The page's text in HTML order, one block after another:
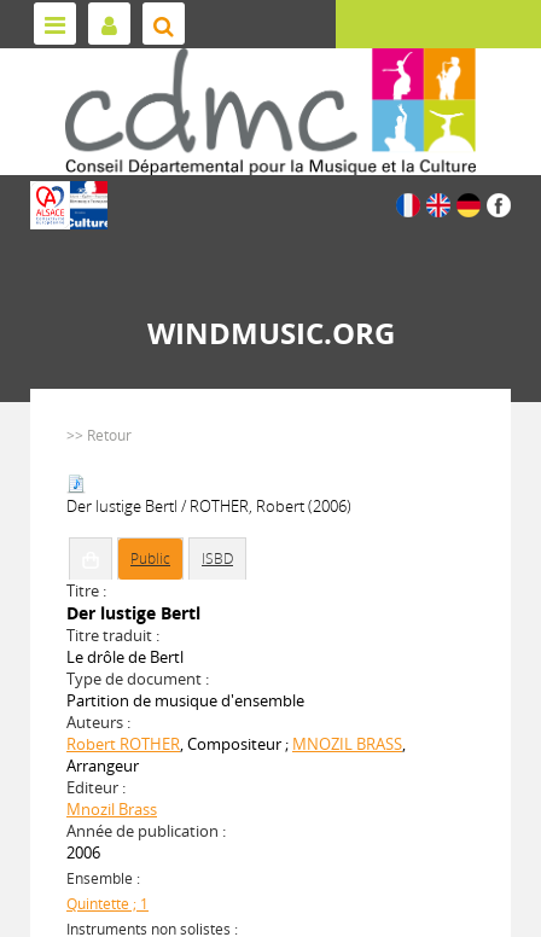
WINDMUSIC.ORG
>> Retour
Der lustige Bertl / ROTHER, Robert (2006)
Public ISBD
Titre :
Der lustige Bertl
Titre traduit :
Le drôle de Bertl
Type de document :
Partition de musique d'ensemble
Auteurs :
Robert ROTHER, Compositeur ; MNOZIL BRASS,
Arrangeur
Editeur :
Mnozil Brass
Année de publication :
2006
Ensemble :
Quintette ; 1
Instruments non solistes :